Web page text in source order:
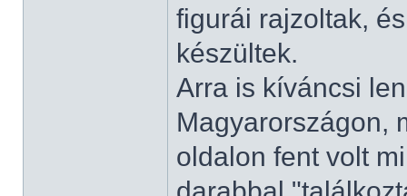
figurái rajzoltak,
készültek.
Arra is kíváncsi
Magyarországon,
oldalon fent volt